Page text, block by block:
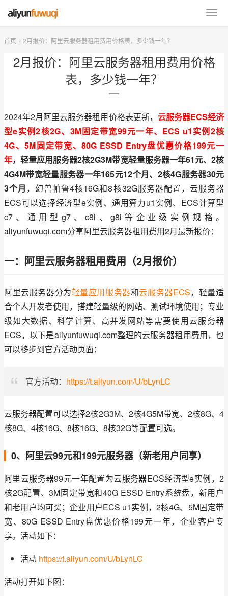
首页 2月报价：阿里云服务器租用费用价格表，多少钱一年？
2月报价：阿里云服务器租用费用价格
表，多少钱一年？
2024年2月阿里云服务器租用价格表更新， 云服务器ECS经济
型e实例2核2G、3M固定带宽99元一年、ECS u1实例2核
4G、5M固定带宽、80G ESSD Entry盘优惠价格199元一
年，轻量应用服务器2核2G3M带宽轻量服务器一年61元、2核
4G4M带宽轻量服务器一年165元12个月、2核4G服务器30元
3个月 ，幻兽帕鲁4核16G和8核32G服务器配置，云服务器
ECS可以选择经济型e实例、通用算力u1实例、ECS计算型
c7、通用型g7、c8i、g8i等企业级实例规格。
aliyunfuwuqi.com分享阿里云服务器租用费用2月最新报价：
一：阿里云服务器租用费用（2月报价）
阿里云服务器分为轻量应用服务器和云服务器ECS，轻量适
合个人开发者使用，搭建轻量级的网站、测试环境使用；专业
级如大数据、科学计算、高并发网站等需要使用云服务器
ECS，以下是aliyunfuwuqi.com整理的云服务器租用费用，也
可以移步到官方活动页面：
官方活动： https://t.aliyun.com/U/bLynLC
云服务器配置可以选择2核2G3M、2核4G5M带宽、2核8G、4
核8G、4核16G、8核16G、8核32G等配置可选。
0、阿里云99元和199元服务器（新老用户同享）
阿里云服务器99元一年配置为云服务器ECS经济型e实例，2
核2G配置、3M固定带宽和40G ESSD Entry系统盘，新用户
和老用户均可买；企业用户ECS u1实例，2核4G、5M固定带
宽、80G ESSD Entry盘优惠价格199元一年，企业客户专
享。活动如下：
活动 https://t.aliyun.com/U/bLynLC
活动打开如下图：